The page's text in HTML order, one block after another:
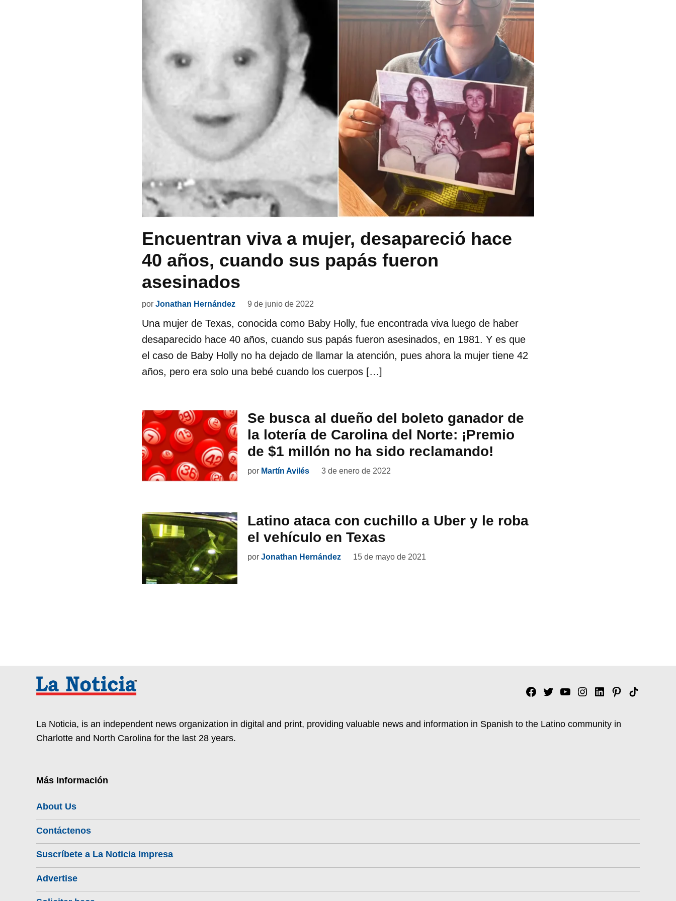
Encuentran viva a mujer, desapareció hace
40 años, cuando sus papás fueron
asesinados
por Jonathan Hernández 9 de junio de 2022
Una mujer de Texas, conocida como Baby Holly, fue encontrada viva luego de haber
desaparecido hace 40 años, cuando sus papás fueron asesinados, en 1981. Y es que
el caso de Baby Holly no ha dejado de llamar la atención, pues ahora la mujer tiene 42
años, pero era solo una bebé cuando los cuerpos […]
Se busca al dueño del boleto ganador de
la lotería de Carolina del Norte: ¡Premio
de $1 millón no ha sido reclamando!
por Martín Avilés 3 de enero de 2022
Latino ataca con cuchillo a Uber y le roba
el vehículo en Texas
por Jonathan Hernández 15 de mayo de 2021
Facebook
TwitterYouTubeInstagram
Linkedin
Pinterest
Tik
La Noticia, is an independent news organization in digital and print, providing valuable news and information in Spanish to the Latino community in
Charlotte and North Carolina for the last 28 years.
Más Información
About Us
Contáctenos
Suscríbete a La Noticia Impresa
Advertise